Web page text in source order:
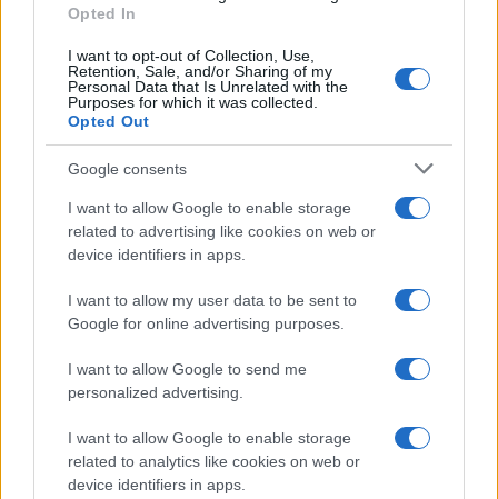
Opted In
I want to opt-out of Collection, Use,
Retention, Sale, and/or Sharing of my
Personal Data that Is Unrelated with the
Purposes for which it was collected.
Opted Out
Google consents
I want to allow Google to enable storage
related to advertising like cookies on web or
device identifiers in apps.
I want to allow my user data to be sent to
Google for online advertising purposes.
I want to allow Google to send me
personalized advertising.
I want to allow Google to enable storage
related to analytics like cookies on web or
device identifiers in apps.
Petróleo Brent cai 8.46% e arrasta commodities em queda
COTAÇÕES CRYPTO
Nome Preço
Kinza Babylon Staked BTC
(KBTC)
$83,270.00